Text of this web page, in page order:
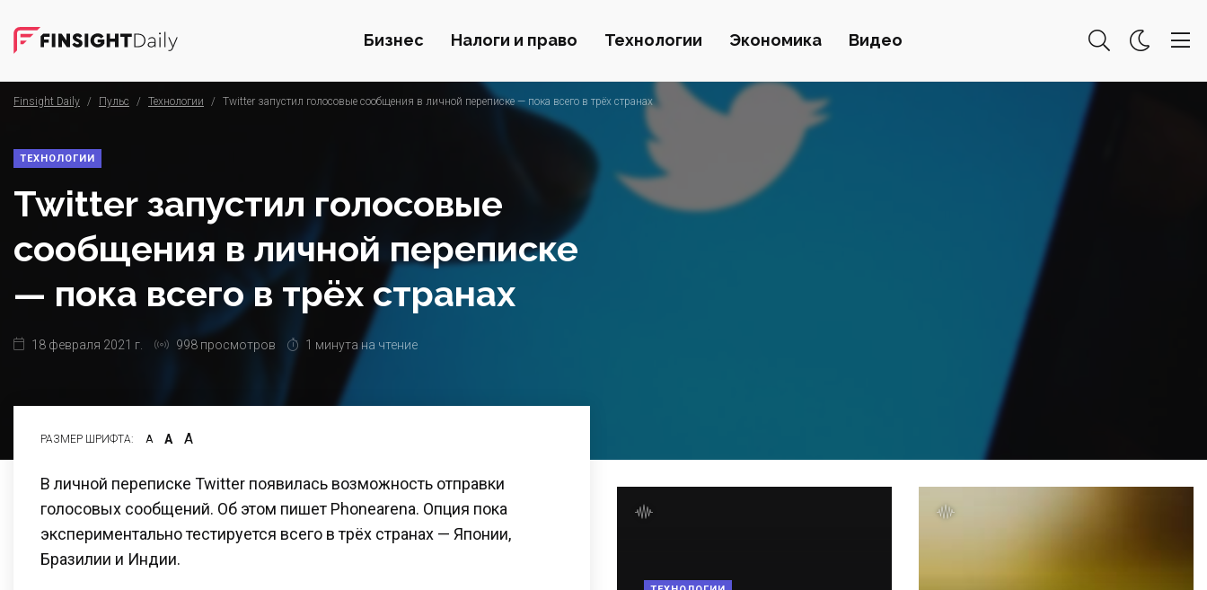
Бизнес Налоги и право Технологии Экономика Видео
Finsight Daily / Пульс / Технологии / Twitter запустил голосовые сообщения в личной переписке — пока всего в трёх странах
ТЕХНОЛОГИИ
Twitter запустил голосовые
сообщения в личной переписке
— пока всего в трёх странах
18 февраля 2021 г. 998 просмотров 1 минута на чтение
РАЗМЕР ШРИФТА: А А А
В личной переписке Twitter появилась возможность отправки
голосовых сообщений. Об этом пишет Phonearena. Опция пока
экспериментально тестируется всего в трёх странах — Японии,
Бразилии и Индии.